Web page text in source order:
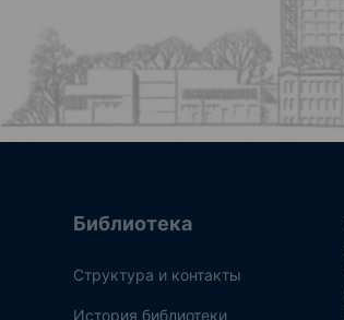
Библиотека
Структура и контакты
История библиотеки